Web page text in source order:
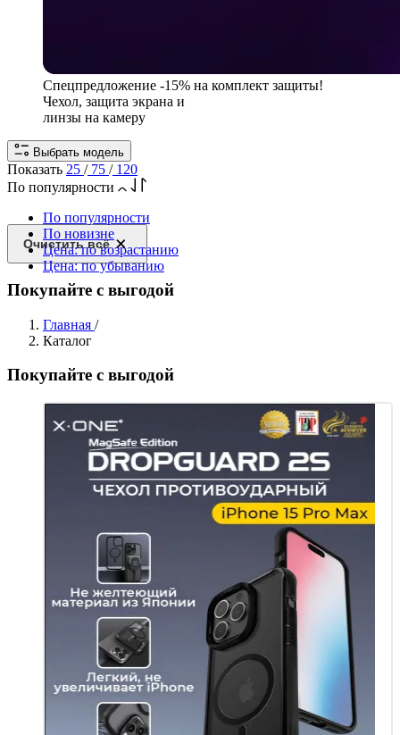
Спецпредложение -15% на комплект защиты!
Чехол, защита экрана и
линзы на камеру
Выбрать модель
Показать 25 / 75 / 120
По популярности
По популярности
По новизне
Цена: по возрастанию
Цена: по убыванию
Очистить всё
Покупайте с выгодой
Главная /
Каталог
Покупайте с выгодой